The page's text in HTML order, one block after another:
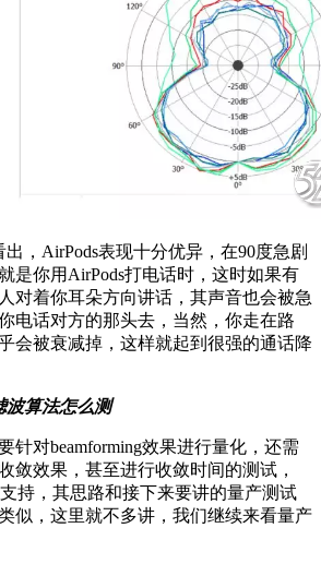
，AirPods表现十分优异，在90度急剧
是你用AirPods打电话时，这时如果有
对着你耳朵方向讲话，其声音也会被急
电话对方的那头去，当然，你走在路
会被衰减掉，这样就起到很强的通话降
波算法怎么测
针对beamforming效果进行量化，还需
敛效果，甚至进行收敛时间的测试，
持，其思路和接下来要讲的量产测试
似，这里就不多讲，我们继续来看量产